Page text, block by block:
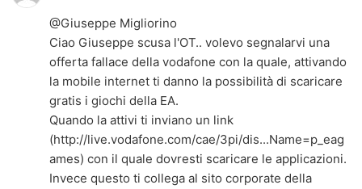
@Giuseppe Migliorino
Ciao Giuseppe scusa l'OT.. volevo segnalarvi una
offerta fallace della vodafone con la quale, attivando
la mobile internet ti danno la possibilità di scaricare
gratis i giochi della EA.
Quando la attivi ti inviano un link
(http://live.vodafone.com/cae/3pi/dis...Name=p_eag
ames) con il quale dovresti scaricare le applicazioni.
Invece questo ti collega al sito corporate della